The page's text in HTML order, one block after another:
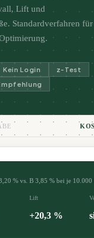
Lift und
Standardverfahren für
Kein Login
z-Test
% vs. B 3,85 % bei je 10.000
Lift
+20,3 %